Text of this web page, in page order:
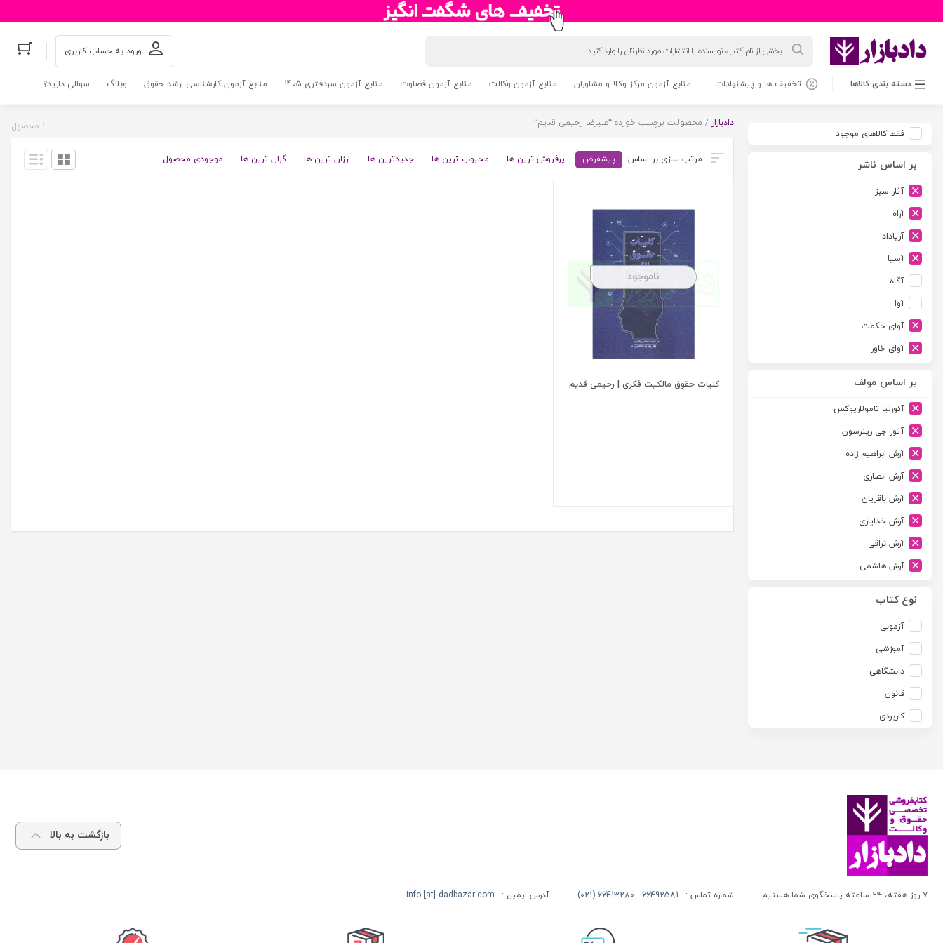
محصولات ورود به حساب کاربری
دسته بندی کالاها تخفیف ها و پیشنهادات منابع آزمون مرکز وکلا و مشاوران منابع آزمون وکالت منابع آزمون قضاوت منابع آزمون سردفتری 1405 منابع آزمون کارشناسی ارشد حقوق وبلاگ سوالی دارید؟
فقط کالاهای موجود
بر اساس ناشر
آثار سبز
آراه
آریاداد
آسیا
آگاه
آوا
آوای حکمت
آوای خاور
آیدین
ارجمند
ارسطو
ارشد
اسلامیه
اشکان
اطلاعات
امجد
امید انقلاب
بنگاه ترجمه و نشر کتاب پارسه
بهتاب
بهنامی
بهینه
بر اساس مولف
آئورلیا تامولاریوکس
آتور جی رینرسون
آرش ابراهیم زاده
آرش انصاری
آرش باقریان
آرش خدایاری
آرش نراقی
آرش هاشمی
آزاده صادقی
آزیتا قربانی رحیم
آلبرت ون دایسی
آلن ردفرن
آمنه باخدا
آنتونی آگوس
آندره لگراند
آندره مارمور
آندریاس کاکینیس
آیت الله العظمی سید ابوالقاسم خوئی
نوع کتاب
آزمونی
آموزشی
دانشگاهی
قانون
کاربردی
دادبازار / محصولات برچسب خورده “علیرضا رحیمی قدیم” 1 محصول
پیشفرض پرفروش ترین ها محبوب ترین ها جدیدترین ها ارزان ترین ها گران ترین ها موجودی محصول
ناموجود
کلیات حقوق مالکیت فکری | رحیمی قدیم
بازگشت به بالا
۷ روز هفته، ۲۴ ساعته پاسخگوی شما هستیم شماره تماس : 66492581 - 66413280 (021) آدرس ایمیل : info [at] dadbazar.com